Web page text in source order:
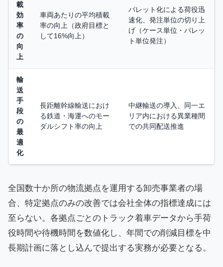
載
効
率
の
向
上
車両あたりの平均積載
率の向上（政府目標と
して16%向上）
パレット化による荷役迅
速化、発注単位の切り上
げ（ケース単位・パレッ
ト単位発注）
輸
送
手
段
の
最
適
化
長距離幹線輸送におけ
る鉄道・海運へのモー
ダルシフト率の向上
中継輸送の導入、同一エ
リア内における異業種間
での共同配送推進
全国数十か所の物流拠点を運用する卸売事業者の場
合、特定拠点のみの改善では会社全体の指標達成には
至らない。各拠点ごとのトラック着車データから手荷
役時間や待機時間を数値化し、年間での削減目標を中
長期計画に落とし込んで提出する実務が必要となる。